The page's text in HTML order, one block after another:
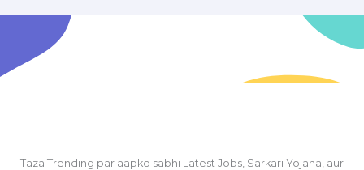
Taza Trending par aapko sabhi Latest Jobs, Sarkari Yojana, aur